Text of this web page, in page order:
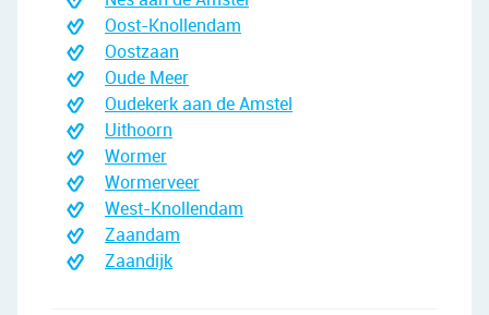
Oost-Knollendam
Oostzaan
Oude Meer
Oudekerk aan de Amstel
Uithoorn
Wormer
Wormerveer
West-Knollendam
Zaandam
Zaandijk